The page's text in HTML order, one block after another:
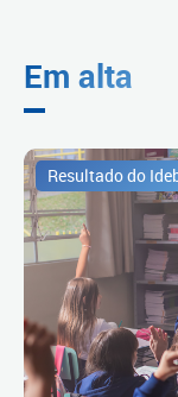
Em alta
Resultado do